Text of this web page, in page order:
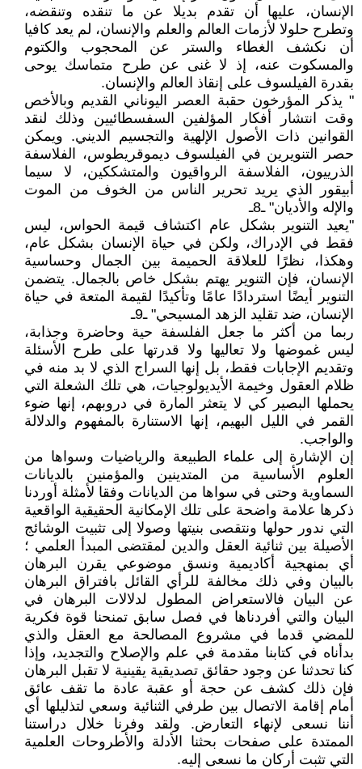
الإنسان، عليها أن تقدم بديلا عن ما تنقده وتنقضه،
وتطرح حلولا لأزمات العالم والعلم والإنسان، لم يعد كافيا
أن نكشف الغطاء والستر عن المحجوب والكتوم
والمسكوت عنه، إذ لا غنى عن طرح متماسك يوحى
بقدرة الفيلسوف على إنقاذ العالم والإنسان.
" يذكر المؤرخون حقبة العصر اليوناني القديم وبالأخص
وقت انتشار أفكار المؤلفين السفسطائيين وذلك لنقد
القوانين ذات الأصول الإلهية والتجسيم الديني. ويمكن
حصر التنويرين في الفيلسوف ديموقريطوس، الفلاسفة
الذرييون، الفلاسفة الرواقيون والمتشككين، لا سيما
أبيقور الذي يريد تحرير الناس من الخوف من الموت
والإله والأديان" ـ8ـ
"يعيد التنوير بشكل عام اكتشاف قيمة الحواس، ليس
فقط في الإدراك، ولكن في حياة الإنسان بشكل عام،
وهكذا، نظرًا للعلاقة الحميمة بين الجمال وحساسية
الإنسان، فإن التنوير يهتم بشكل خاص بالجمال. يتضمن
التنوير أيضًا استردادًا عامًا وتأكيدًا لقيمة المتعة في حياة
الإنسان، ضد تقليد الزهد المسيحي" ـ9ـ
ربما من أكثر ما جعل الفلسفة حية وحاضرة وجذابة،
ليس غموضها ولا تعاليها ولا قدرتها على طرح الأسئلة
وتقديم الإجابات فقط، بل إنها السراج الذي لا بد منه في
ظلام العقول وخيمة الأيديولوجيات، هي تلك الشعلة التي
يحملها البصير كي لا يتعثر المارة في دروبهم، إنها ضوء
القمر في الليل البهيم، إنها الاستنارة بالمفهوم والدلالة
والواجب.
إن الإشارة إلى علماء الطبيعة والرياضيات وسواها من
العلوم الأساسية من المتدينين والمؤمنين بالديانات
السماوية وحتى في سواها من الديانات وفقا لأمثلة أوردنا
ذكرها علامة واضحة على تلك الإمكانية الحقيقية الواقعية
التي ندور حولها ونتقصى بنيتها وصولا إلى تثبيت الوشائج
الأصيلة بين ثنائية العقل والدين لمقتضى المبدأ العلمي ؛
أي بمنهجية أكاديمية ونسق موضوعي يقرن البرهان
بالبيان وفي ذلك مخالفة للرأي القائل بافتراق البرهان
عن البيان فالاستعراض المطول لدلالات البرهان في
البيان والتي أفردناها في فصل سابق تمنحنا قوة فكرية
للمضي قدما في مشروع المصالحة مع العقل والذي
بدأناه في كتابنا مقدمة في علم والإصلاح والتجديد، وإذا
كنا تحدثنا عن وجود حقائق تصديقية يقينية لا تقبل البرهان
فإن ذلك كشف عن حجة أو عقبة عادة ما تقف عائق
أمام إقامة الاتصال بين طرفي الثنائية وسعي لتذليلها أي
أننا نسعى لإنهاء التعارض. ولقد وفرنا خلال دراستنا
الممتدة على صفحات بحثنا الأدلة والأطروحات العلمية
التي تثبت أركان ما نسعى إليه.